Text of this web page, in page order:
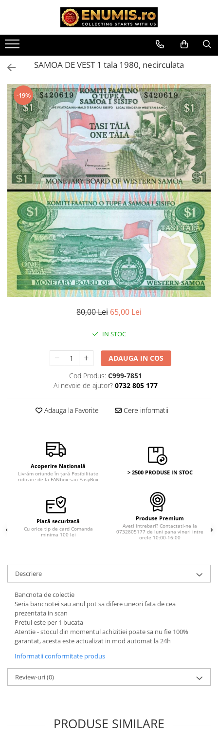
Monede Romania
Albume cu folii pentru stocare
monede
Bibliorafturi
Capsule monede
Cartonase autoadezive
Folii stocare monede
Soluții curățare, pensete, mănuși,
lupa
Tavite stocare si expunere
Monede straine
Monede Africa
Monede America
Monede Asia
Monede Australia si Oceania
Monede Euro, Eurocenti
Monede Europa
Bancnote
Albume cu folii pentru stocare
Folii pentru stocare bancnote, la
Folii pentru stocare bancnote, la
Bancnote straine
Bancnote Africa
Bancnote America
Bancnote Asia
Bancnote Australia si Oceania
Bancnote Europa
Gradate PMG
Idei cadouri
Timbre si coli Romania
Carte Postala / FDC
Din trusa colectionarului
Alte colectibile
Insigne/Medalii/Decoratii
SAMOA DE VEST 1 tala 1980, necirculata
-19%
80,00 Lei 65,00 Lei
IN STOC
ADAUGA IN COS
Cod Produs: C999-7851
Ai nevoie de ajutor? 0732 805 177
Adauga la Favorite Cere informatii
Acoperire Națională
Livrăm oriunde în țară Posibilitate
ridicare de la FANbox sau EasyBox
> 2500 PRODUSE IN STOC
Plată securizată
Cu orice tip de card Comanda
minima 100 lei
Produse Premium
Aveti intrebari? Contactati-ne la
0732805177 de luni pana vineri intre
orele 10:00-16:00
Descriere
Bancnota de colectie
Seria bancnotei sau anul pot sa difere uneori fata de cea
prezentata in scan
Pretul este per 1 bucata
Atentie - stocul din momentul achizitiei poate sa nu fie 100%
garantat, acesta este actualizat in mod automat la 24h
Informatii conformitate produs
Review-uri(0)
PRODUSE SIMILARE